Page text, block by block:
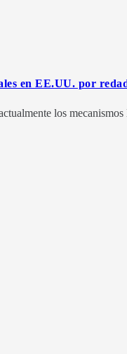
en EE.UU. por
los